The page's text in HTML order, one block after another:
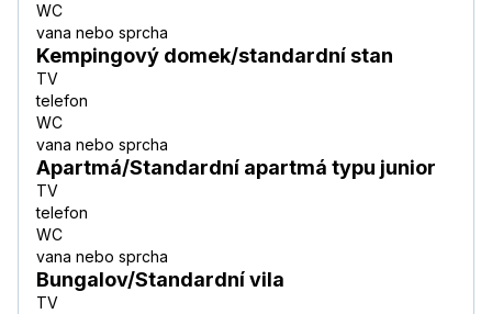
WC
vana nebo sprcha
Kempingový domek/standardní stan
TV
telefon
WC
vana nebo sprcha
Apartmá/Standardní apartmá typu junior
TV
telefon
WC
vana nebo sprcha
Bungalov/Standardní vila
TV